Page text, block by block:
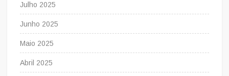
Julho 2025
Junho 2025
Maio 2025
Abril 2025